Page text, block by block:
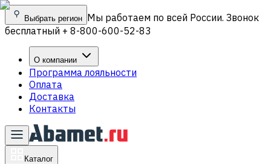
Выбрать регион Мы работаем по всей России. Звонок
бесплатный + 8-800-600-52-83
О компании
Программа лояльности
Оплата
Доставка
Контакты
Каталог